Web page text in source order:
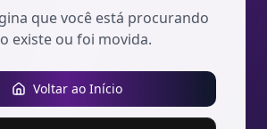
que você está procurando
existe ou foi movida.
Voltar ao Início